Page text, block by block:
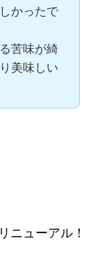
かったで
苦味が綺
美味しい
ニューアル！